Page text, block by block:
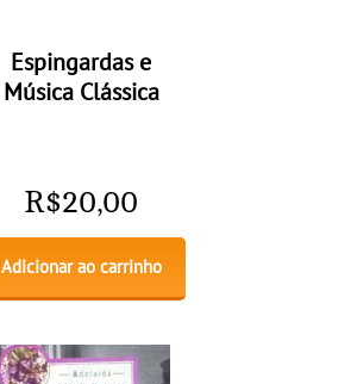
Espingardas e
Música Clássica
R$20,00
Adicionar ao carrinho